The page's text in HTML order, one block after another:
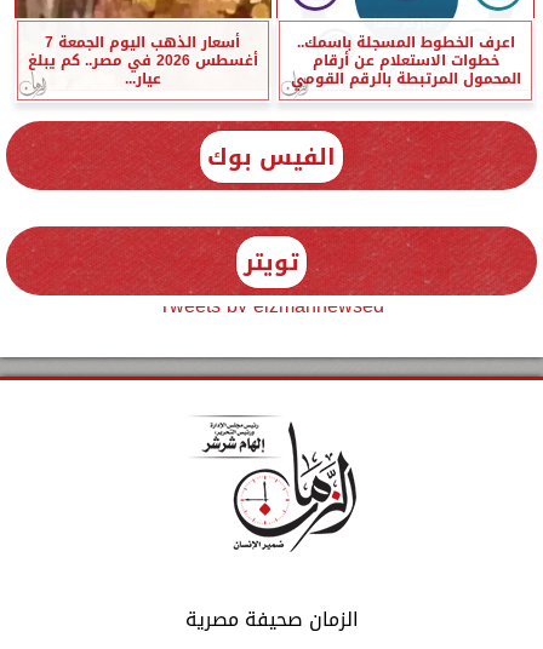
اعرف الخطوط المسجلة باسمك..
خطوات الاستعلام عن أرقام
المحمول المرتبطة بالرقم القومي
أسعار الذهب اليوم الجمعة 7
أغسطس 2026 في مصر.. كم يبلغ
عيار...
الفيس بوك
تويتر
Tweets by elzmannewseg
الزمان صحيفة مصرية